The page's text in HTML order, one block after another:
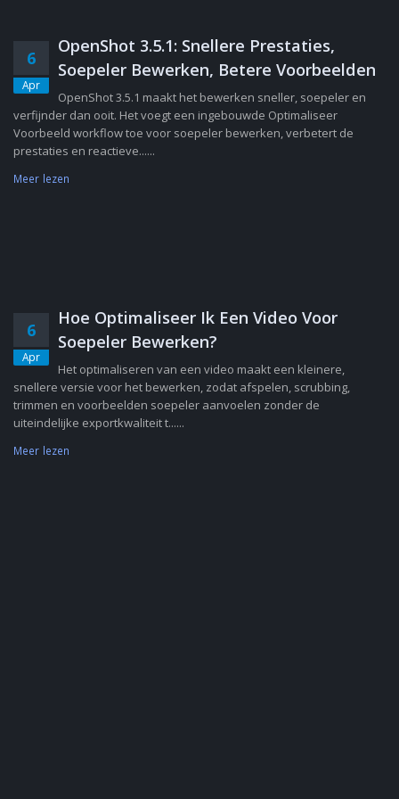
6
Apr
OpenShot 3.5.1: Snellere Prestaties,
Soepeler Bewerken, Betere Voorbeelden
OpenShot 3.5.1 maakt het bewerken sneller, soepeler en
verfijnder dan ooit. Het voegt een ingebouwde Optimaliseer
Voorbeeld workflow toe voor soepeler bewerken, verbetert de
prestaties en reactieve......
Meer lezen
6
Apr
Hoe Optimaliseer Ik Een Video Voor
Soepeler Bewerken?
Het optimaliseren van een video maakt een kleinere,
snellere versie voor het bewerken, zodat afspelen, scrubbing,
trimmen en voorbeelden soepeler aanvoelen zonder de
uiteindelijke exportkwaliteit t......
Meer lezen